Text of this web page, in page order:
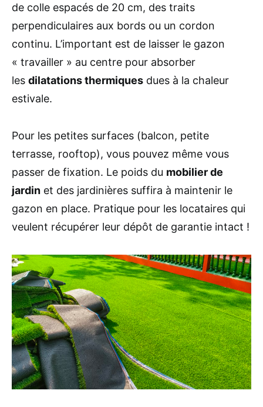
de colle espacés de 20 cm, des traits
perpendiculaires aux bords ou un cordon
continu. L’important est de laisser le gazon
« travailler » au centre pour absorber
les dilatations thermiques dues à la chaleur
estivale.
Pour les petites surfaces (balcon, petite
terrasse, rooftop), vous pouvez même vous
passer de fixation. Le poids du mobilier de
jardin et des jardinières suffira à maintenir le
gazon en place. Pratique pour les locataires qui
veulent récupérer leur dépôt de garantie intact !